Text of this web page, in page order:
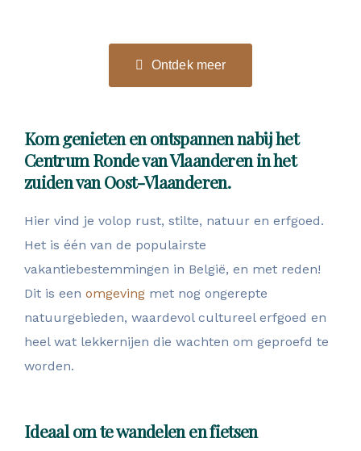
Ontdek meer
Kom genieten en ontspannen nabij het
Centrum Ronde van Vlaanderen in het
zuiden van Oost-Vlaanderen.
Hier vind je volop rust, stilte, natuur en erfgoed.
Het is één van de populairste
vakantiebestemmingen in België, en met reden!
Dit is een omgeving met nog ongerepte
natuurgebieden, waardevol cultureel erfgoed en
heel wat lekkernijen die wachten om geproefd te
worden.
Ideaal om te wandelen en fietsen